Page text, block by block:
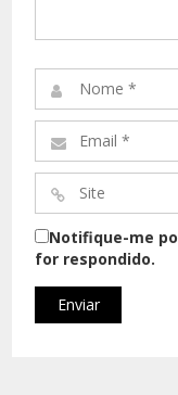
Comentário*
Nome
*
Email
*
Site
*
Notifique-me
for respondido.